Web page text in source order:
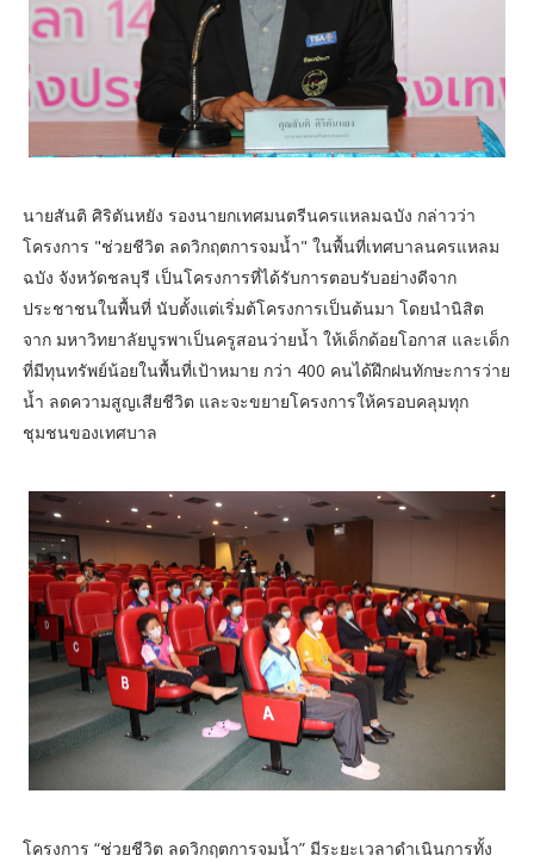
นายสันติ ศิริตันหยัง รองนายกเทศมนตรีนครแหลมฉบัง กล่าวว่า
โครงการ "ช่วยชีวิต ลดวิกฤตการจมน้ำ" ในพื้นที่เทศบาลนครแหลม
ฉบัง จังหวัดชลบุรี เป็นโครงการที่ได้รับการตอบรับอย่างดีจาก
ประชาชนในพื้นที่ นับตั้งแต่เริ่มต้โครงการเป็นต้นมา โดยนำนิสิต
จาก มหาวิทยาลัยบูรพาเป็นครูสอนว่ายน้ำ ให้เด็กด้อยโอกาส และเด็ก
ที่มีทุนทรัพย์น้อยในพื้นที่เป้าหมาย กว่า 400 คนได้ฝึกฝนทักษะการว่าย
น้ำ ลดความสูญเสียชีวิต และจะขยายโครงการให้ครอบคลุมทุก
ชุมชนของเทศบาล
โครงการ “ช่วยชีวิต ลดวิกฤตการจมน้ำ” มีระยะเวลาดำเนินการทั้ง